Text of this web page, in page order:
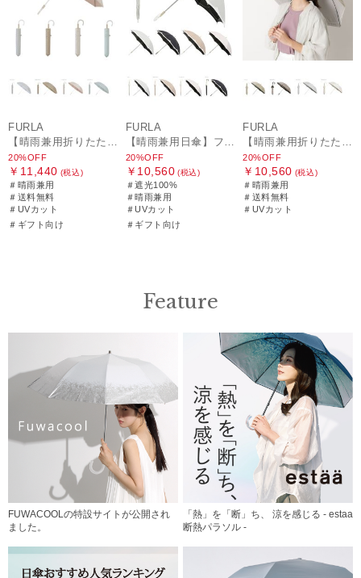
FURLA
20%OFF
￥11,440 (税込)
＃晴雨兼用
＃送料無料
＃UVカット
＃ギフト向け
FURLA
20%OFF
￥10,560 (税込)
＃遮光100%
＃晴雨兼用
＃UVカット
＃ギフト向け
FURLA
20%OFF
￥10,560 (税込)
＃晴雨兼用
＃送料無料
＃UVカット
Feature
FUWACOOLの特設サイトが公開され
ました。
「熱」を「断」ち、 涼を感じる - estaa
断熱パラソル -